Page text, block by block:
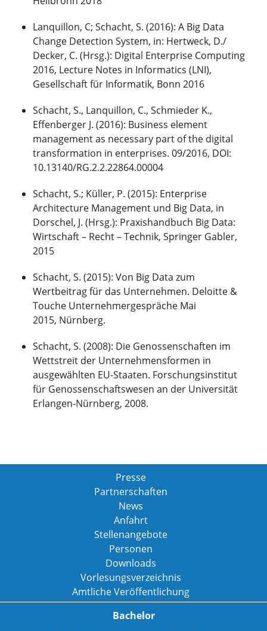
Lanquillon, C; Schacht, S. (2016): A Big Data
Change Detection System, in: Hertweck, D./
Decker, C. (Hrsg.): Digital Enterprise Computing
2016, Lecture Notes in Informatics (LNI),
Gesellschaft für Informatik, Bonn 2016
Schacht, S., Lanquillon, C., Schmieder K.,
Effenberger J. (2016): Business element
management as necessary part of the digital
transformation in enterprises. 09/2016, DOI:
10.13140/RG.2.2.22864.00004
Schacht, S.; Küller, P. (2015): Enterprise
Architecture Management und Big Data, in
Dorschel, J. (Hrsg.): Praxishandbuch Big Data:
Wirtschaft – Recht – Technik, Springer Gabler,
2015
Schacht, S. (2015): Von Big Data zum
Wertbeitrag für das Unternehmen. Deloitte &
Touche Unternehmergespräche Mai
2015, Nürnberg.
Schacht, S. (2008): Die Genossenschaften im
Wettstreit der Unternehmensformen in
ausgewählten EU-Staaten. Forschungsinstitut
für Genossenschaftswesen an der Universität
Erlangen-Nürnberg, 2008.
Presse
Partnerschaften
News
Anfahrt
Stellenangebote
Personen
Downloads
Vorlesungsverzeichnis
Amtliche Veröffentlichung
Bachelor